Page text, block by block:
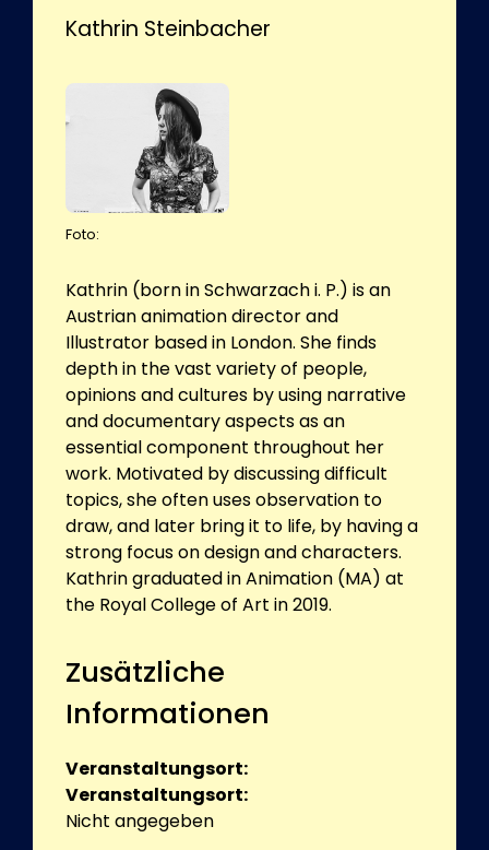
Kathrin Steinbacher
Foto:
Kathrin (born in Schwarzach i. P.) is an
Austrian animation director and
Illustrator based in London. She finds
depth in the vast variety of people,
opinions and cultures by using narrative
and documentary aspects as an
essential component throughout her
work. Motivated by discussing difficult
topics, she often uses observation to
draw, and later bring it to life, by having a
strong focus on design and characters.
Kathrin graduated in Animation (MA) at
the Royal College of Art in 2019.
Zusätzliche
Informationen
Veranstaltungsort:
Veranstaltungsort:
Nicht angegeben